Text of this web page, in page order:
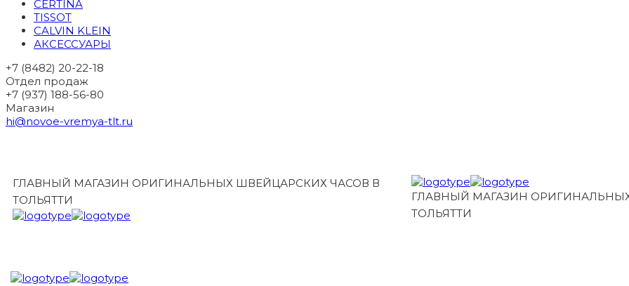
CERTINA
TISSOT
CALVIN KLEIN
АКСЕССУАРЫ
+7 (8482) 20-22-18
Отдел продаж
+7 (937) 188-56-80
Магазин
hi@novoe-vremya-tlt.ru
ГЛАВНЫЙ МАГАЗИН ОРИГИНАЛЬНЫХ ШВЕЙЦАРСКИХ ЧАСОВ В
ТОЛЬЯТТИ
ГЛАВНЫЙ МАГАЗИН
ТОЛЬЯТТИ